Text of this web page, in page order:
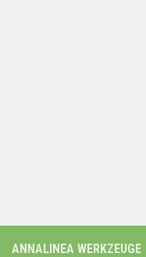
ANNALINEA WERKZEUGE